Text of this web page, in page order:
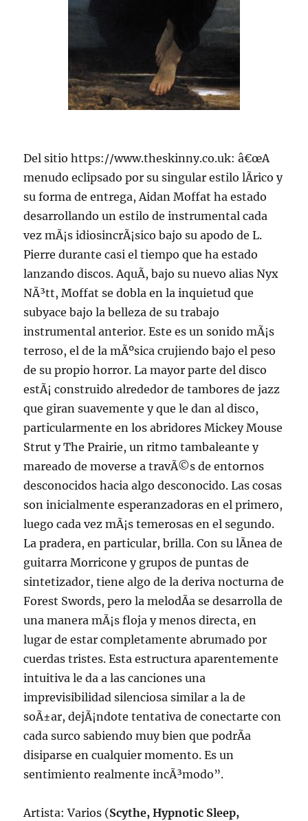
Del sitio https://www.theskinny.co.uk: â€œA
menudo eclipsado por su singular estilo lÃ­rico y
su forma de entrega, Aidan Moffat ha estado
desarrollando un estilo de instrumental cada
vez mÃ¡s idiosincrÃ¡sico bajo su apodo de L.
Pierre durante casi el tiempo que ha estado
lanzando discos. AquÃ­, bajo su nuevo alias Nyx
NÃ³tt, Moffat se dobla en la inquietud que
subyace bajo la belleza de su trabajo
instrumental anterior. Este es un sonido mÃ¡s
terroso, el de la mÃºsica crujiendo bajo el peso
de su propio horror. La mayor parte del disco
estÃ¡ construido alrededor de tambores de jazz
que giran suavemente y que le dan al disco,
particularmente en los abridores Mickey Mouse
Strut y The Prairie, un ritmo tambaleante y
mareado de moverse a travÃ©s de entornos
desconocidos hacia algo desconocido. Las cosas
son inicialmente esperanzadoras en el primero,
luego cada vez mÃ¡s temerosas en el segundo.
La pradera, en particular, brilla. Con su lÃ­nea de
guitarra Morricone y grupos de puntas de
sintetizador, tiene algo de la deriva nocturna de
Forest Swords, pero la melodÃ­a se desarrolla de
una manera mÃ¡s floja y menos directa, en
lugar de estar completamente abrumado por
cuerdas tristes. Esta estructura aparentemente
intuitiva le da a las canciones una
imprevisibilidad silenciosa similar a la de
soÃ±ar, dejÃ¡ndote tentativa de conectarte con
cada surco sabiendo muy bien que podrÃ­a
disiparse en cualquier momento. Es un
sentimiento realmente incÃ³modo”.
Artista: Varios (Scythe, Hypnotic Sleep,